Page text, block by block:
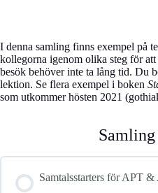
I denna samling finns exempel på
kollegorna igenom olika steg för
besök behöver inte ta lång tid. Du
lektion. Se flera exempel i boken
som utkommer hösten 2021
Samtalsstarters för APT